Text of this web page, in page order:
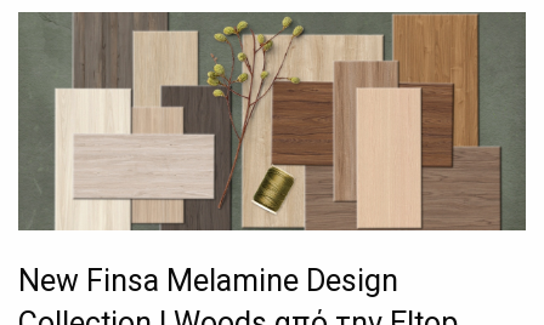
New Finsa Melamine Design